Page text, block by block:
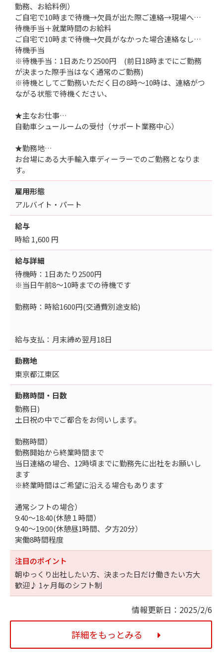
勤務、お給料例）
ご自宅で10時まで待機→欠員が出た際ご連絡→現場へ…
待機手当＋就業時間のお給料
ご自宅で10時まで待機→欠員がなかった場合連絡なし…
待機手当
※待機手当：1日あたり2500円 (前日18時までにご勤務
が決まった際手当はなく通常のご勤務)
※待機としてご勤務いただく日の8時～10時は、連絡がつ
ながる状態で待機ください、
★主なお仕事…
自動車シュールームの受付（サポート業務中心）
★勤務地…
お台場にある大手輸入車ディーラーでのご勤務となりま
す。
雇用形態
アルバイト・パート
給与
時給 1,600 円
給与詳細
待機時：1日あたり2500円
※当日午前8～10時までの待機です
勤務時：時給1600円(交通費別途支給)
給与支払：月末締め翌月18日
勤務地
東京都江東区
勤務時間・日数
勤務日)
土日祝の中でご都合をお伺いします。
勤務時間）
勤務開始から終業時間まで
当日連絡の場合、12時頃までに勤務先に出社をお願いし
ます
※終業時間はご希望に沿える場合もあります
通常シフトの場合）
9:40～18:40(休憩１時間）
9:40～19:00(休憩昼1時間、夕方20分）
実働8時間程度
注目のポイント
朝ゆっくり出社したい方、決まった日だけ働きたい方大
歓迎♪ 1ヶ月毎のシフト制
情報更新日：2025/2/6
詳細をもっとみる